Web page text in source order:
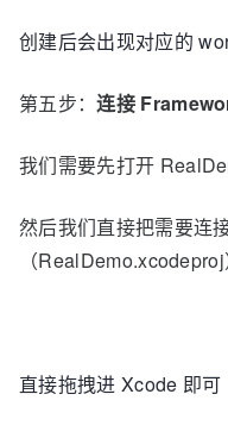
创建后会出现对应的
第五步：连接
我们需要先打开
然后我们直接把需要连
（
直接拖拽进 Xcode 即可